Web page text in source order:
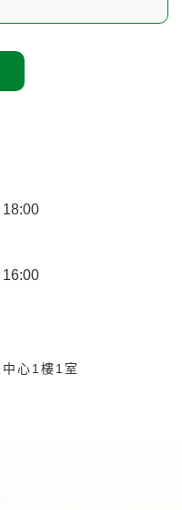
18:00
16:00
心1樓1室